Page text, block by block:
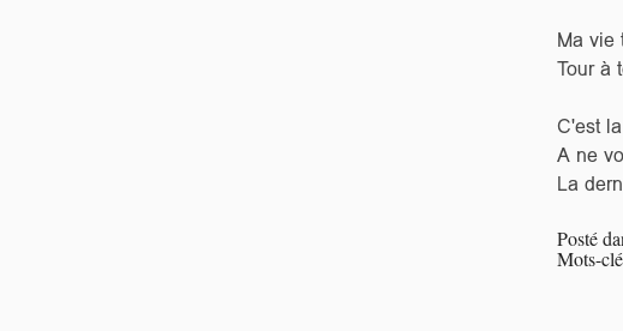
Ma vie
Tour à
C'est
A ne
La
Posté
Mots-